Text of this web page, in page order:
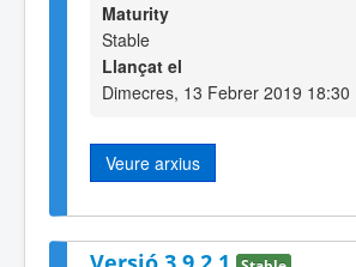
Maturity
Stable
Llançat el
Dimecres, 13 Febrer 2019 18:30
Veure arxius